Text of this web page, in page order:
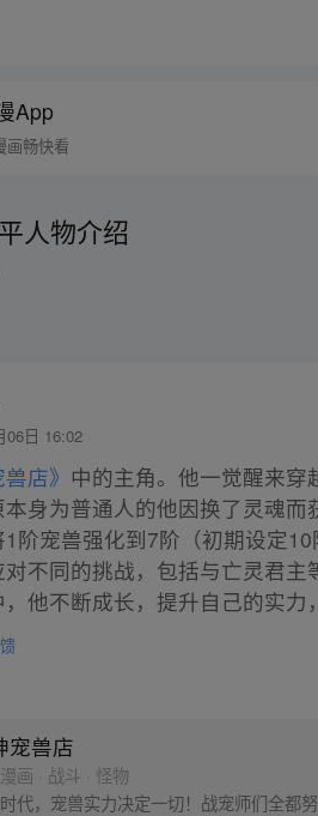
App
画畅快看
人物介绍
06日 16:02
店》 中的主角。他一觉醒来
身为普通人的他因换了灵魂
阶宠兽强化到7阶（初期设定
不同的挑战，包括与亡灵君
他不断成长，提升自己的实力
宠兽店
画 · 战斗 · 怪物
代，宠兽实力决定一切！战宠师们全都